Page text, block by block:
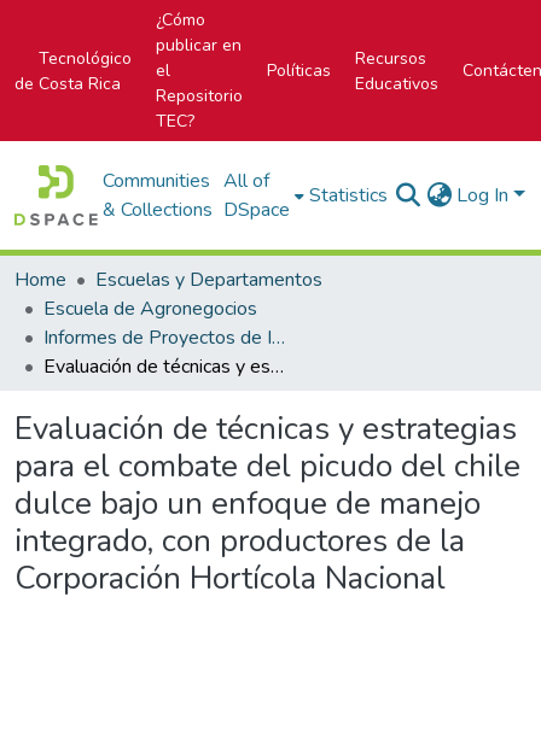
Tecnológico
de Costa Rica
¿Cómo
publicar en
el
Repositorio
TEC?
Políticas
Recursos
Educativos
Communities
& Collections
All of
DSpace
Statistics Log In
Home
Escuelas y Departamentos
Escuela de Agronegocios
Informes de Proyectos de Investigación
Evaluación de técnicas y estrategias para el combate del picudo del chile dulce bajo un enfoque de manejo integrado, con productores de la Corporación Hortícola Nacional
Evaluación de técnicas y estrategias
para el combate del picudo del chile
dulce bajo un enfoque de manejo
integrado, con productores de la
Corporación Hortícola Nacional